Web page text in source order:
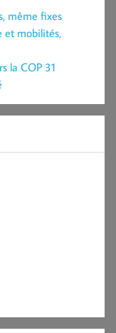
même fixes
et mobilités,
la COP 31